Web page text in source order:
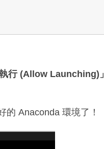
行 (Allow Launching)」
Anaconda 環境了！